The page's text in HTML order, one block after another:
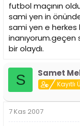
futbol maçının
sami yen in
sami yen e herkes
bir olaydı.
S Samet
Kayıtlı
7 Kas 2007